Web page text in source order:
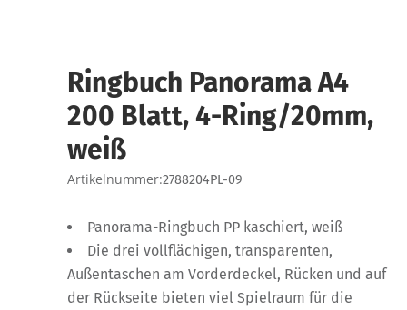
Ringbuch Panorama A4
200 Blatt, 4-Ring/20mm,
weiß
Artikelnummer:2788204PL-09
Panorama-Ringbuch PP kaschiert, weiß
Die drei vollflächigen, transparenten,
Außentaschen am Vorderdeckel, Rücken und auf
der Rückseite bieten viel Spielraum für die